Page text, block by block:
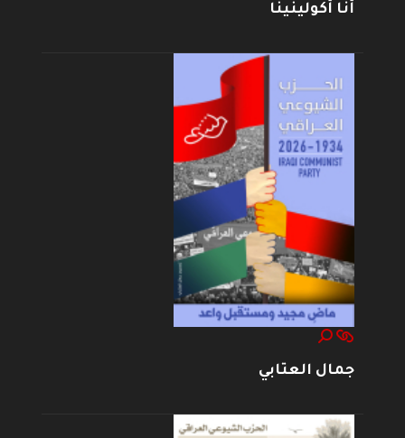
أنا أكولينينا
جمال العتابي